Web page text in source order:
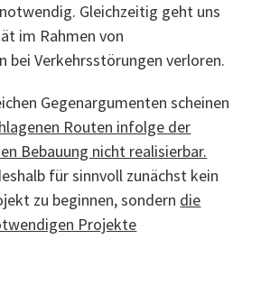
Gleichzeitig geht uns
im Rahmen von
bei Verkehrsstörungen verloren.
Gegenargumenten scheinen
Routen infolge der
Bebauung nicht realisierbar.
für sinnvoll zunächst kein
zu beginnen, sondern die
Projekte